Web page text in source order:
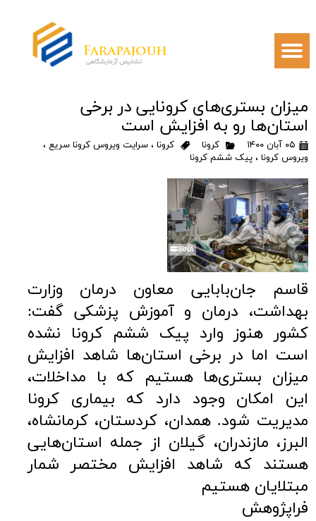
میزان بستری‌های کرونایی در برخی
استان‌ها رو به افزایش است
۰۵ آبان ۱۴۰۰ کرونا کرونا ،سرایت ویروس کرونا سریع ،
ویروس کرونا ،پیک ششم کرونا
قاسم جان‌بابایی معاون درمان وزارت
بهداشت، درمان و آموزش پزشکی گفت:
کشور هنوز وارد پیک ششم کرونا نشده
است اما در برخی استان‌ها شاهد افزایش
میزان بستری‌ها هستیم که با مداخلات،
این امکان وجود دارد که بیماری کرونا
مدیریت شود. همدان، کردستان، کرمانشاه،
البرز، مازندران، گیلان از جمله استان‌هایی
هستند که شاهد افزایش مختصر شمار
مبتلایان هستیم
فراپژوهش